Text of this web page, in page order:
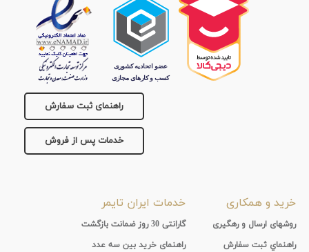
راهنمای ثبت سفارش
خدمات پس از فروش
خرید و همکاری
روشهای ارسال و رهگیری
راهنماي ثبت سفارش
خدمات ایران تایمر
گارانتی 30 روز ضمانت بازگشت
راهنمای خرید بین سه عدد